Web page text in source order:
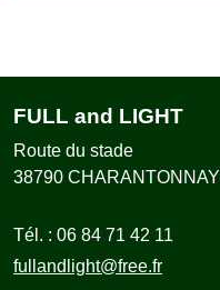
FULL and LIGHT
Route du stade
38790 CHARANTONNAY
Tél. : 06 84 71 42 11
fullandlight@free.fr